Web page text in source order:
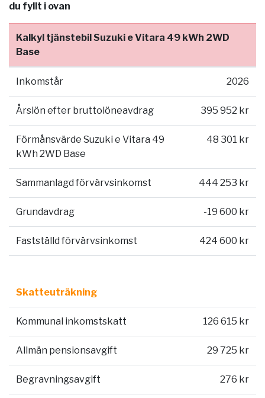
du fyllt i ovan
Kalkyl tjänstebil Suzuki e Vitara 49 kWh 2WD
Base
Inkomstår 2026
Årslön efter bruttolöneavdrag 395 952 kr
Förmånsvärde Suzuki e Vitara 49
kWh 2WD Base
48 301 kr
Sammanlagd förvärvsinkomst 444 253 kr
Grundavdrag -19 600 kr
Fastställd förvärvsinkomst 424 600 kr
Skatteuträkning
Kommunal inkomstskatt 126 615 kr
Allmän pensionsavgift 29 725 kr
Begravningsavgift 276 kr